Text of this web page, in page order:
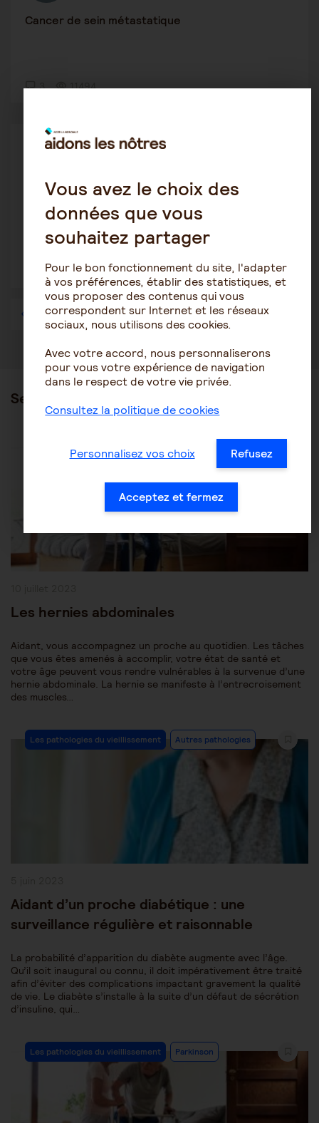
Cancer de sein métastatique
3 11494
Ehpad
1650
1 … 20 21 22 23 24 25 26 … 36
Ses articles
Category:
Les pathologies du vieillissement Autres pathologies
Les hernies abdominales
Aidant, vous accompagnez un proche au quotidien. Les tâches
que vous êtes amenés à accomplir, votre état de santé et
votre âge peuvent vous rendre vulnérables à la survenue d’une
hernie abdominale. La hernie se manifeste à l’entrecroisement
des muscles…
Post
Category:
Les pathologies du vieillissement Autres pathologies
Aidant d’un proche diabétique : une
surveillance régulière et raisonnable
La probabilité d’apparition du diabète augmente avec l’âge.
Qu’il soit inaugural ou connu, il doit impérativement être traité
afin d’éviter des complications impactant gravement la qualité
de vie. Le diabète s’installe à la suite d’un défaut de sécrétion
d’insuline, qui…
Post
Category:
Les pathologies du vieillissement Parkinson
Vous avez le choix des
données que vous
souhaitez partager
Pour le bon fonctionnement du site, l'adapter
à vos préférences, établir des statistiques, et
vous proposer des contenus qui vous
correspondent sur Internet et les réseaux
sociaux, nous utilisons des cookies.
Avec votre accord, nous personnaliserons
pour vous votre expérience de navigation
dans le respect de votre vie privée.
Consultez la politique de cookies
Personnalisez vos choix Refusez
Acceptez et fermez